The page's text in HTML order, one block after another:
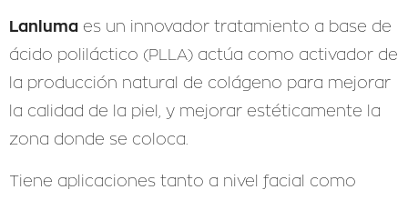
Lanluma es un innovador tratamiento a base de
ácido poliláctico (PLLA) actúa como activador de
la producción natural de colágeno para mejorar
la calidad de la piel, y mejorar estéticamente la
zona donde se coloca.
Tiene aplicaciones tanto a nivel facial como